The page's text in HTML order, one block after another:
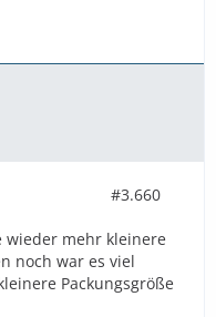
#3.660
wieder mehr kleinere
noch war es viel
Packungsgröße